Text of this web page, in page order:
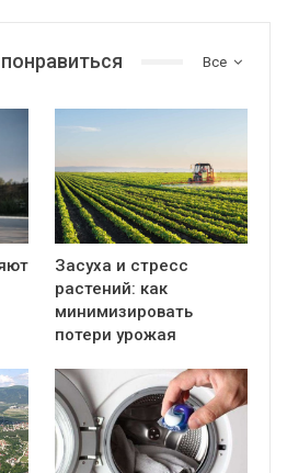
Все
Засуха и стресс
растений: как
минимизировать
потери урожая